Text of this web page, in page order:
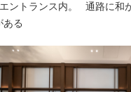
ントランス内。
ある
通路に和